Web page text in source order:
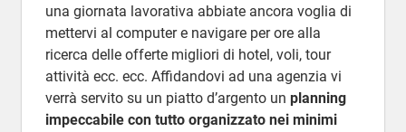
una giornata lavorativa abbiate ancora voglia di
mettervi al computer e navigare per ore alla
ricerca delle offerte migliori di hotel, voli, tour
attività ecc. ecc. Affidandovi ad una agenzia vi
verrà servito su un piatto d’argento un planning
impeccabile con tutto organizzato nei minimi